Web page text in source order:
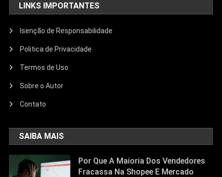
LINKS IMPORTANTES
Isenção de Responsabilidade
Politica de Privacidade
Termos de Uso
Sobre o Autor
Contato
SAIBA MAIS
Por Que A Maioria Dos Vendedores
Fracassa Na Shopee E Mercado